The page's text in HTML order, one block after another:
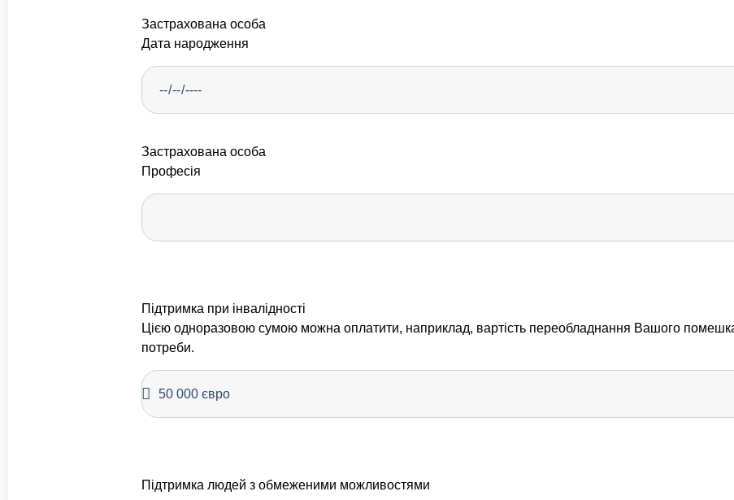
Застрахована особа
Дата народження
Застрахована особа
Професія
Підтримка при інвалідності
Цією одноразовою сумою можна оплатити, наприклад, вартість переобладнання Вашого
потреби.
Підтримка людей з обмеженими можливостями